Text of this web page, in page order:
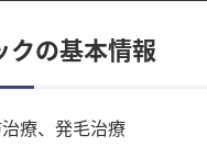
クの基本情報
療、発毛治療